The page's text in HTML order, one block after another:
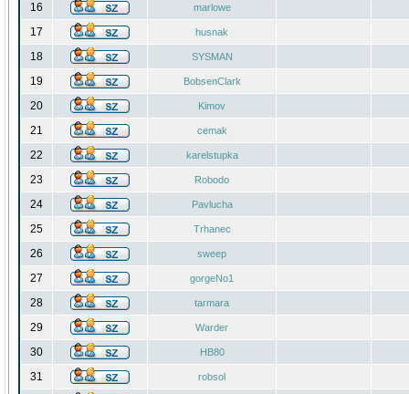
16 marlowe
17 husnak
18 SYSMAN
19 BobsenClark
20 Kimov
21 cemak
22 karelstupka
23 Robodo
24 Pavlucha
25 Trhanec
26 sweep
27 gorgeNo1
28 tarmara
29 Warder
30 HB80
31 robsol